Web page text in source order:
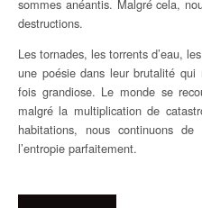
sommes anéantis. Malgré cela,
destructions.
Les tornades, les torrents d’eau,
une poésie dans leur brutalité
fois grandiose. Le monde se
malgré la multiplication de
habitations, nous continuons
l’entropie parfaitement.